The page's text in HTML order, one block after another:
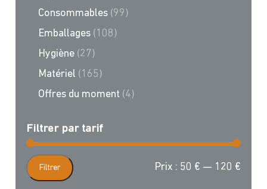
Consommables (99)
Emballages (108)
Hygiène (27)
Matériel (165)
Offres du moment (4)
Filtrer par tarif
Filtrer Prix : 50 € — 120 €